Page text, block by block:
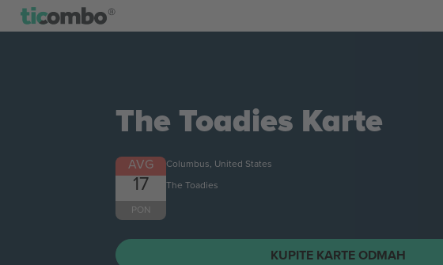
The Toadies Karte
AVG
17
PON
Columbus, United States
The Toadies
KUPITE KARTE ODMAH